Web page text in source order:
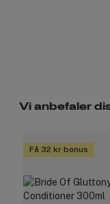
Vi anbefaler
Få 32 kr bonus